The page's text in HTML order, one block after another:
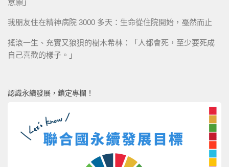
意願」
我朋友住在精神病院 3000 多天：生命從住院開始，戞然而止
搖滾一生、充實又狼狽的樹木希林：「人都會死，至少要死成
自己喜歡的樣子。」
認識永續發展，鎖定專欄！